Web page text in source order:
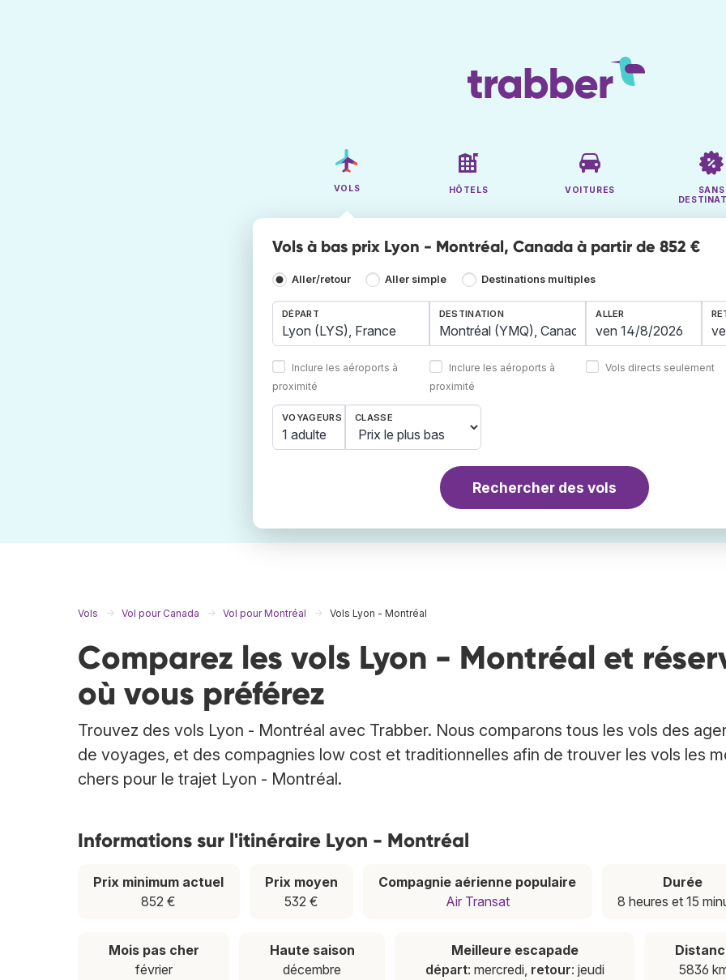
VOLS HÔTELS VOITURES
SANS
Vols à bas prix Lyon - Montréal, Canada à partir de 852 €
Aller/retour Aller simple Destinations multiples
DÉPART
Inclure les aéroports à
proximité
DESTINATION
Inclure les aéroports à
proximité
ALLER
Vols directs seulement
VOYAGEURS
1 adulte
CLASSE
Rechercher des vols
Vols Vol pour Canada Vol pour Montréal Vols Lyon - Montréal
Comparez les vols Lyon - Montréal et
où vous préférez
Trouvez des vols Lyon - Montréal avec Trabber. Nous comparons tous les vols des
de voyages, et des compagnies low cost et traditionnelles afin de trouver les vols les
chers pour le trajet Lyon - Montréal.
Informations sur l'itinéraire Lyon - Montréal
Prix minimum actuel
852 €
Prix moyen
532 €
Compagnie aérienne populaire
Air Transat
Durée
8 heures et 15
Mois pas cher
février
Haute saison
décembre
Meilleure escapade
départ: mercredi, retour: jeudi
5836